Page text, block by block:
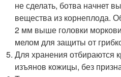
не сделать, ботва начнет
вещества из корнеплода.
2 мм выше головки
мелом для защиты от
Для хранения отбираются
изъянов кожицы, без